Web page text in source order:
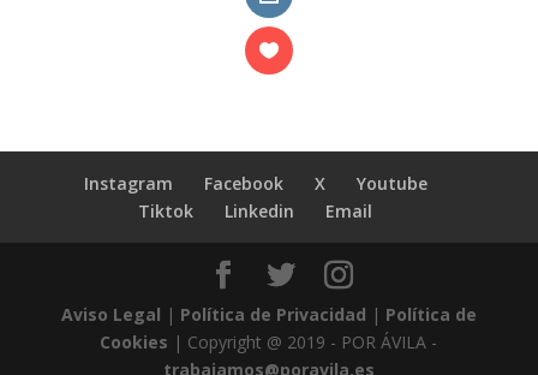
Instagram Facebook X
Youtube
Tiktok
Linkedin Email
Aviso Legal | Política de Privacidad | Política de
Cookies | Copyright @ 2019 - POR ÁVILA -
trabajamos@poravila.es